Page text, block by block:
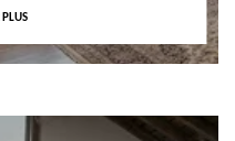
PLUS